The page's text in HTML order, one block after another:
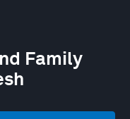
Family